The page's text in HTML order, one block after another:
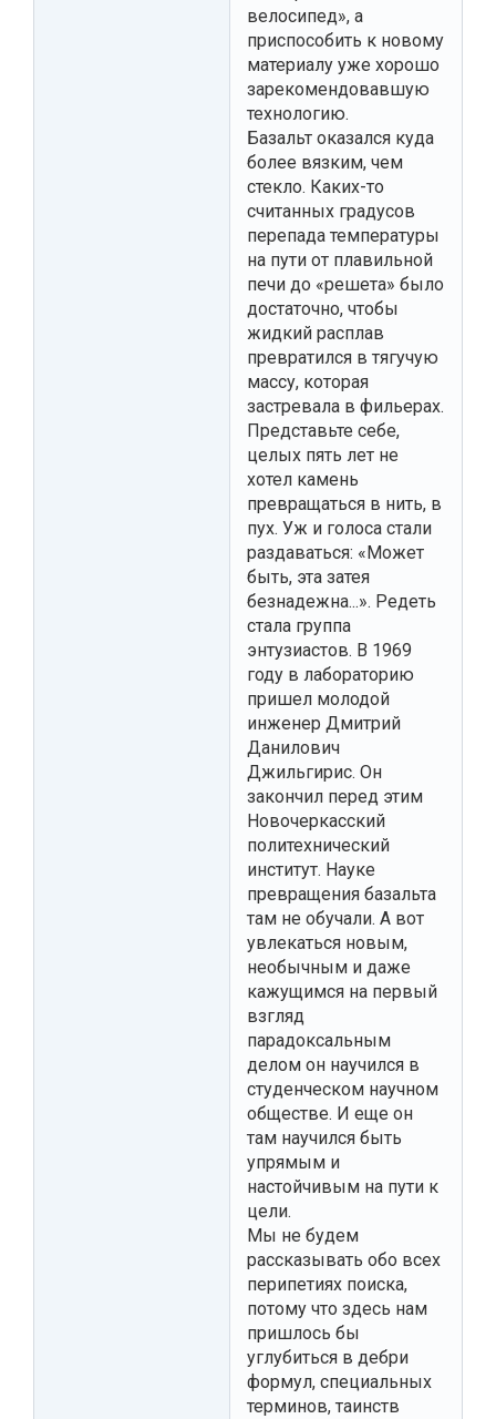
велосипед», а
приспособить к новому
материалу уже хорошо
зарекомендовавшую
технологию.
Базальт оказался куда
более вязким, чем
стекло. Каких-то
считанных градусов
перепада температуры
на пути от плавильной
печи до «решета» было
достаточно, чтобы
жидкий расплав
превратился в тягучую
массу, которая
застревала в фильерах.
Представьте себе,
целых пять лет не
хотел камень
превращаться в нить, в
пух. Уж и голоса стали
раздаваться: «Может
быть, эта затея
безнадежна...». Редеть
стала группа
энтузиастов. В 1969
году в лабораторию
пришел молодой
инженер Дмитрий
Данилович
Джильгирис. Он
закончил перед этим
Новочеркасский
политехнический
институт. Науке
превращения базальта
там не обучали. А вот
увлекаться новым,
необычным и даже
кажущимся на первый
взгляд
парадоксальным
делом он научился в
студенческом научном
обществе. И еще он
там научился быть
упрямым и
настойчивым на пути к
цели.
Мы не будем
рассказывать обо всех
перипетиях поиска,
потому что здесь нам
пришлось бы
углубиться в дебри
формул, специальных
терминов, таинств